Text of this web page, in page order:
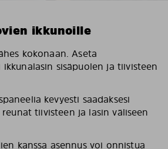
ikkunoille
kokonaan. Aseta
sisäpuolen ja tiivisteen
kevyesti saadaksesi
tiivisteen ja lasin väliseen
kanssa asennus voi onnistua